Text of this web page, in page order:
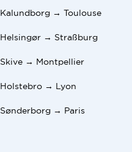
Kalundborg → Toulouse
Helsingør → Straßburg
Skive → Montpellier
Holstebro → Lyon
Sønderborg → Paris